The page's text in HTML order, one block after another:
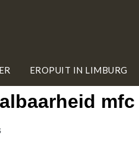
EROPUIT IN LIMBURG